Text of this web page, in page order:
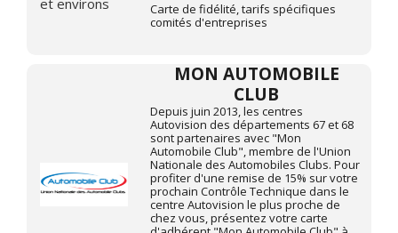
Carte de fidélité, tarifs spécifiques
comités d'entreprises
MON AUTOMOBILE
CLUB
Depuis juin 2013, les centres
Autovision des départements 67 et 68
sont partenaires avec "Mon
Automobile Club", membre de l'Union
Nationale des Automobiles Clubs. Pour
profiter d'une remise de 15% sur votre
prochain Contrôle Technique dans le
centre Autovision le plus proche de
chez vous, présentez votre carte